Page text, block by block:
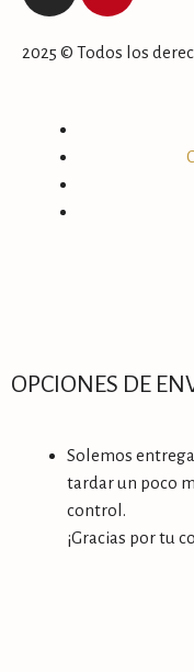
2025 © Todos los
OPCIONES DE
Solemos
tardar un poco
control.
¡Gracias por tu